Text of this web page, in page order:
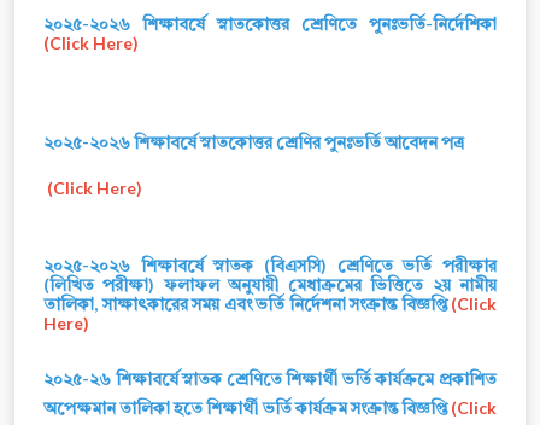
২০২৫-২০২৬ শিক্ষাবর্ষে স্নাতকোত্তর শ্রেণিতে পুনঃভর্তি-নির্দেশিকা
(Click Here)
২০২৫-২০২৬ শিক্ষাবর্ষে স্নাতকোত্তর শ্রেণির পুনঃভর্তি আবেদন পত্র
(Click Here)
২০২৫-২০২৬ শিক্ষাবর্ষে স্নাতক (বিএসসি) শ্রেণিতে ভর্তি পরীক্ষার
(লিখিত পরীক্ষা) ফলাফল অনুযায়ী মেধাক্রমের ভিত্তিতে ২য় নামীয়
তালিকা, সাক্ষাৎকারের সময় এবং ভর্তি নির্দেশনা সংক্রান্ত বিজ্ঞপ্তি(Click
Here)
২০২৫-২৬ শিক্ষাবর্ষে স্নাতক শ্রেণিতে শিক্ষার্থী ভর্তি কার্যক্রমে প্রকাশিত
অপেক্ষমান তালিকা হতে শিক্ষার্থী ভর্তি কার্যক্রম সংক্রান্ত বিজ্ঞপ্তি(Click